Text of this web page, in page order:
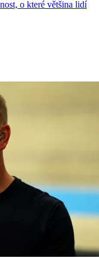
o které většina lidí